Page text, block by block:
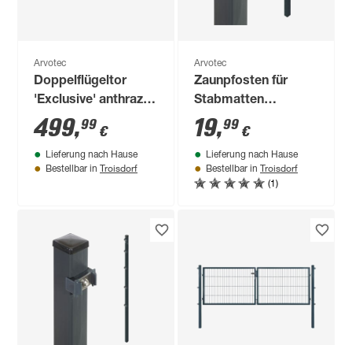
Arvotec
Doppelflügeltor
'Exclusive' anthrazit
300 x 120 cm, mit
Ringdekor
499,99 €
Lieferung nach Hause
Bestellbar in Troisdorf
Arvotec
Zaunpfosten für
Stabmatten
'Essential' anthrazit
4 x 4 x 120 cm
19,99 €
Lieferung nach Hause
Bestellbar in Troisdorf
(1)